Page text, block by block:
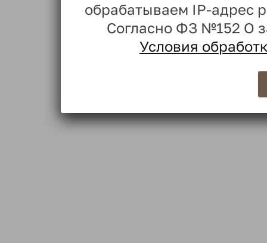
обрабатываем IP-адрес
Согласно ФЗ №152 О
Условия